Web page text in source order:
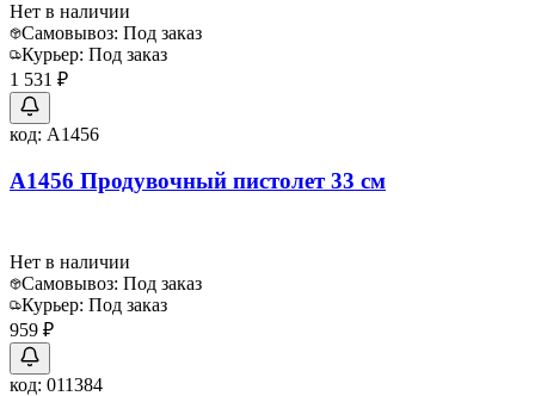
Нет в наличии
Самовывоз: Под заказ
Курьер: Под заказ
1 531 ₽
код: A1456
А1456 Продувочный пистолет 33 см
Нет в наличии
Самовывоз: Под заказ
Курьер: Под заказ
959 ₽
код: 011384